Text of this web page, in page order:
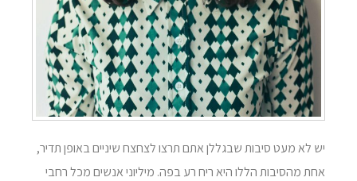
יש לא מעט סיבות שבגללן אתם תרצו לצחצח שיניים באופן תדיר,
אחת מהסיבות הללו היא ריח רע בפה. מיליוני אנשים מכל רחבי